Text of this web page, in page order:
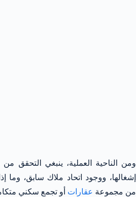
ومن الناحية العملية، ينبغي التحقق
إشغالها، ووجود اتحاد ملاك سابق، وما
من مجموعة عقارات أو تجمع سكني